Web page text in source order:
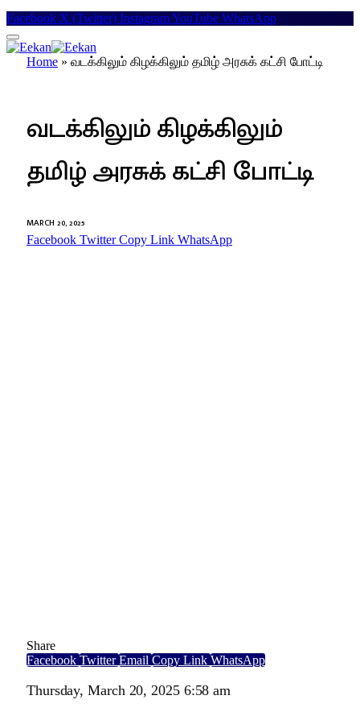
Facebook X (Twitter) InstagramYouTube WhatsApp
Home » வடக்கிலும் கிழக்கிலும் தமிழ் அரசுக் கட்சி போட்டி
வடக்கிலும் கிழக்கிலும்
தமிழ் அரசுக் கட்சி போட்டி
MARCH 20, 2025
Facebook Twitter Copy Link WhatsApp
Share
Facebook Twitter Email Copy Link WhatsApp
Thursday, March 20, 2025 6:58 am